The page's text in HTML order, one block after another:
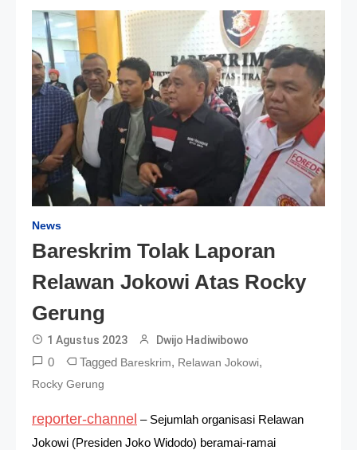
News
Bareskrim Tolak Laporan
Relawan Jokowi Atas Rocky
Gerung
1 Agustus 2023 Dwijo Hadiwibowo
0 Tagged Bareskrim, Relawan Jokowi,
Rocky Gerung
reporter-channel – Sejumlah organisasi Relawan
Jokowi (Presiden Joko Widodo) beramai-ramai